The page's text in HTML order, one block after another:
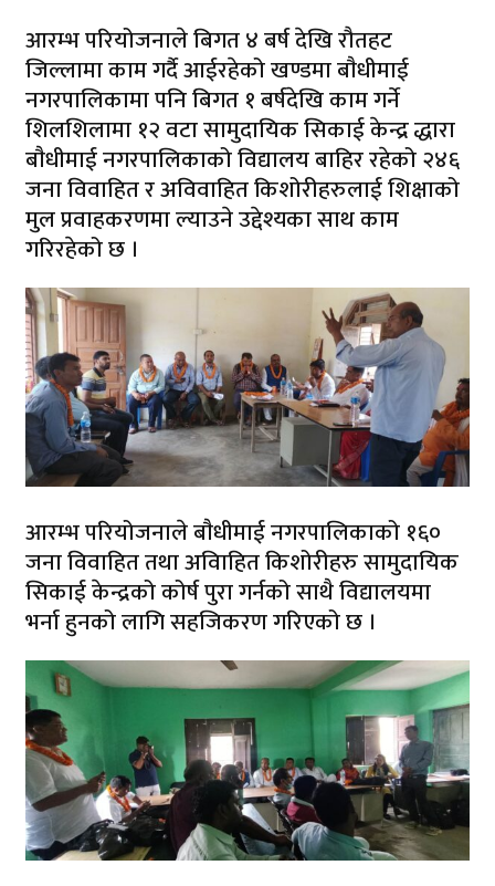
आरम्भ परियोजनाले बिगत ४ बर्ष देखि रौतहट
जिल्लामा काम गर्दै आईरहेको खण्डमा बाैधीमाई
नगरपालिकामा पनि बिगत १ बर्षदेखि काम गर्ने
शिलशिलामा १२ वटा सामुदायिक सिकाई केन्द्र द्धारा
बाैधीमाई नगरपालिकाको विद्यालय बाहिर रहेको २४६
जना विवाहित र अविवाहित किशोरीहरुलाई शिक्षाको
मुल प्रवाहकरणमा ल्याउने उद्देश्यका साथ काम
गरिरहेको छ ।
आरम्भ परियोजनाले बाैधीमाई नगरपालिकाको १६०
जना विवाहित तथा अविाहित किशोरीहरु सामुदायिक
सिकाई केन्द्रको कोर्ष पुरा गर्नको साथै विद्यालयमा
भर्ना हुनको लागि सहजिकरण गरिएको छ ।